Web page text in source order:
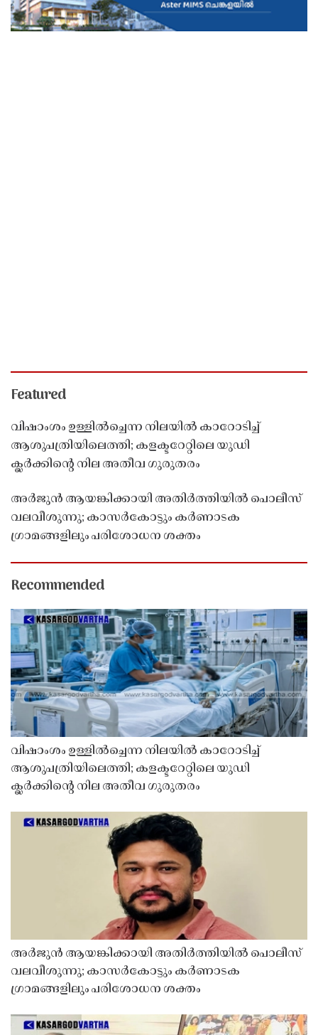
Featured
വിഷാംശം ഉള്ളിൽച്ചെന്ന നിലയിൽ കാറോടിച്ച്
ആശുപത്രിയിലെത്തി; കളക്ടറേറ്റിലെ യുഡി
ക്ലർക്കിൻ്റെ നില അതീവ ഗുരുതരം
അർജുൻ ആയങ്കിക്കായി അതിർത്തിയിൽ പൊലീസ്
വലവീശുന്നു; കാസർകോട്ടും കർണാടക
ഗ്രാമങ്ങളിലും പരിശോധന ശക്തം
Recommended
വിഷാംശം ഉള്ളിൽച്ചെന്ന നിലയിൽ കാറോടിച്ച്
ആശുപത്രിയിലെത്തി; കളക്ടറേറ്റിലെ യുഡി
ക്ലർക്കിൻ്റെ നില അതീവ ഗുരുതരം
അർജുൻ ആയങ്കിക്കായി അതിർത്തിയിൽ പൊലീസ്
വലവീശുന്നു; കാസർകോട്ടും കർണാടക
ഗ്രാമങ്ങളിലും പരിശോധന ശക്തം